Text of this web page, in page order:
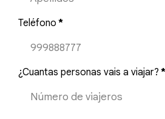
Teléfono *
¿Cuantas personas vais a viajar? *